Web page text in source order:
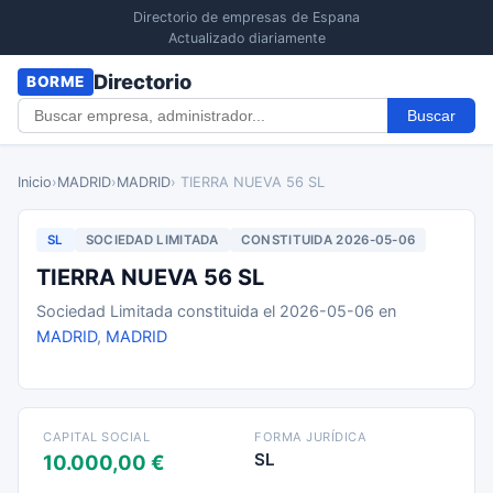
Directorio de empresas de Espana
Actualizado diariamente
BORME Directorio
Buscar
Inicio›MADRID›MADRID› TIERRA NUEVA 56 SL
SL SOCIEDAD LIMITADA CONSTITUIDA 2026-05-06
TIERRA NUEVA 56 SL
Sociedad Limitada constituida el 2026-05-06 en
MADRID, MADRID
CAPITAL SOCIAL
10.000,00 €
FORMA JURÍDICA
SL